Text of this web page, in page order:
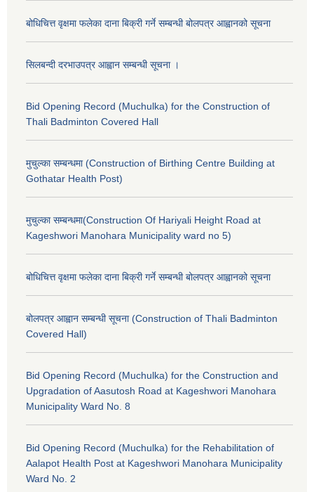
बोधिचित्त वृक्षमा फलेका दाना बिक्री गर्ने सम्बन्धी बोलपत्र आह्वानको सूचना
सिलबन्दी दरभाउपत्र आह्वान सम्बन्धी सूचना ।
Bid Opening Record (Muchulka) for the Construction of
Thali Badminton Covered Hall
मुचुल्का सम्बन्धमा (Construction of Birthing Centre Building at
Gothatar Health Post)
मुचुल्का सम्बन्धमा(Construction Of Hariyali Height Road at
Kageshwori Manohara Municipality ward no 5)
बोधिचित्त वृक्षमा फलेका दाना बिक्री गर्ने सम्बन्धी बोलपत्र आह्वानको सूचना
बोलपत्र आह्वान सम्बन्धी सूचना (Construction of Thali Badminton
Covered Hall)
Bid Opening Record (Muchulka) for the Construction and
Upgradation of Aasutosh Road at Kageshwori Manohara
Municipality Ward No. 8
Bid Opening Record (Muchulka) for the Rehabilitation of
Aalapot Health Post at Kageshwori Manohara Municipality
Ward No. 2